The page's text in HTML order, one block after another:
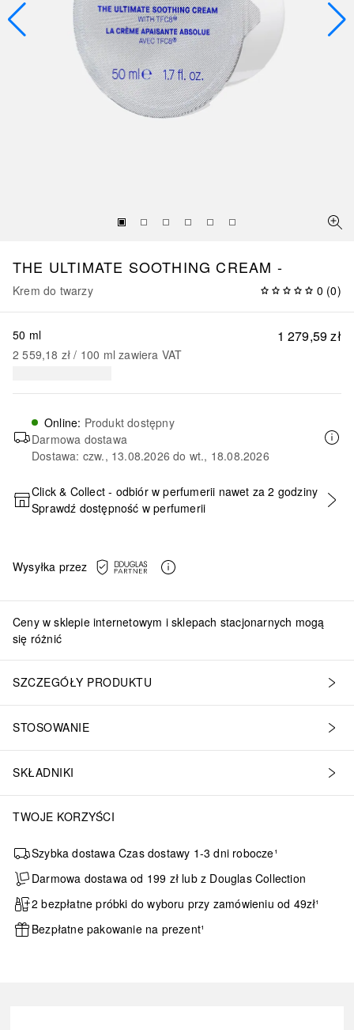
THE ULTIMATE SOOTHING CREAM -
Krem do twarzy 0 (0)
1 279,59 zł
50 ml
2 559,18 zł / 100 ml zawiera VAT
Online: Produkt dostępny
Darmowa dostawa
Dostawa: czw., 13.08.2026 do wt., 18.08.2026
DODAJ DO KOSZYKA
Click & Collect - odbiór w perfumerii nawet za 2 godziny
Sprawdź dostępność w perfumerii
Wysyłka przez
Ceny w sklepie internetowym i sklepach stacjonarnych mogą
się różnić
SZCZEGÓŁY PRODUKTU
STOSOWANIE
SKŁADNIKI
TWOJE KORZYŚCI
Szybka dostawa Czas dostawy 1-3 dni robocze¹
Darmowa dostawa od 199 zł lub z Douglas Collection
2 bezpłatne próbki do wyboru przy zamówieniu od 49zł¹
Bezpłatne pakowanie na prezent¹